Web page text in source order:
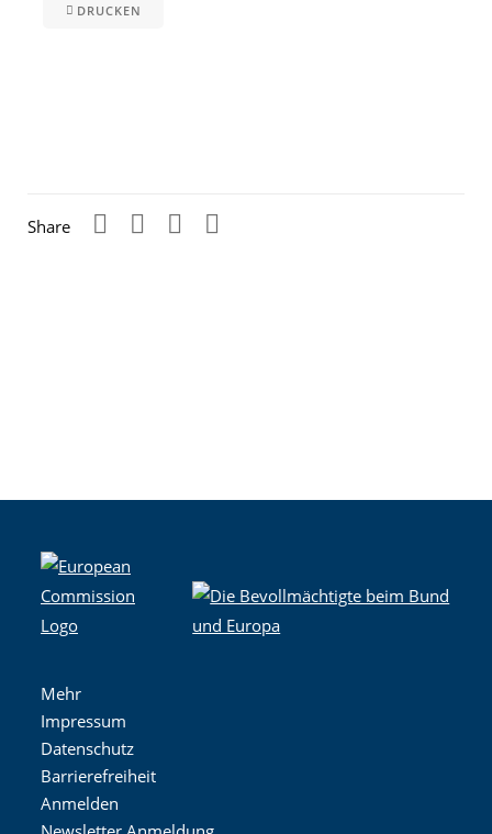
ICS herunterladen
Google Kalender
DRUCKEN
Share
Mehr
Impressum
Datenschutz
Barrierefreiheit
Anmelden